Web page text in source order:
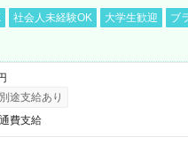
社会人未経験OK 大学生歓迎
ブ
途支給あり
費支給